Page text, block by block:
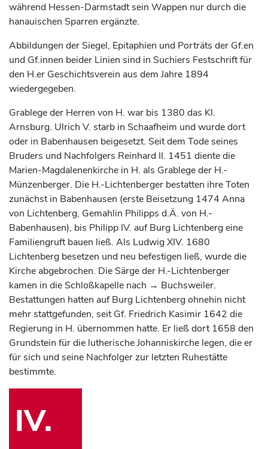
während Hessen-Darmstadt sein Wappen nur durch die
hanauischen Sparren ergänzte.
Abbildungen der Siegel, Epitaphien und Porträts der Gf.en
und Gf.innen beider Linien sind in Suchiers Festschrift für
den H.er Geschichtsverein aus dem Jahre 1894
wiedergegeben.
Grablege der Herren von H. war bis 1380 das Kl.
Arnsburg. Ulrich V. starb in Schaafheim und wurde dort
oder in Babenhausen beigesetzt. Seit dem Tode seines
Bruders und Nachfolgers Reinhard II. 1451 diente die
Marien-Magdalenenkirche in H. als Grablege der H.-
Münzenberger. Die H.-Lichtenberger bestatten ihre Toten
zunächst in Babenhausen (erste Beisetzung 1474 Anna
von Lichtenberg, Gemahlin Philipps d.Ä. von H.-
Babenhausen), bis Philipp IV. auf Burg Lichtenberg eine
Familiengruft bauen ließ. Als Ludwig XIV. 1680
Lichtenberg besetzen und neu befestigen ließ, wurde die
Kirche abgebrochen. Die Särge der H.-Lichtenberger
kamen in die Schloßkapelle nach → Buchsweiler.
Bestattungen hatten auf Burg Lichtenberg ohnehin nicht
mehr stattgefunden, seit Gf. Friedrich Kasimir 1642 die
Regierung in H. übernommen hatte. Er ließ dort 1658 den
Grundstein für die lutherische Johanniskirche legen, die er
für sich und seine Nachfolger zur letzten Ruhestätte
bestimmte.
IV.